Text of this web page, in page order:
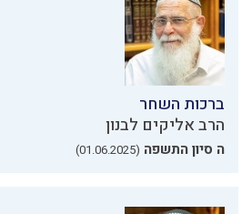
ברכות השחר
הרב אליקים לבנון
ה סיון התשפה (01.06.2025)